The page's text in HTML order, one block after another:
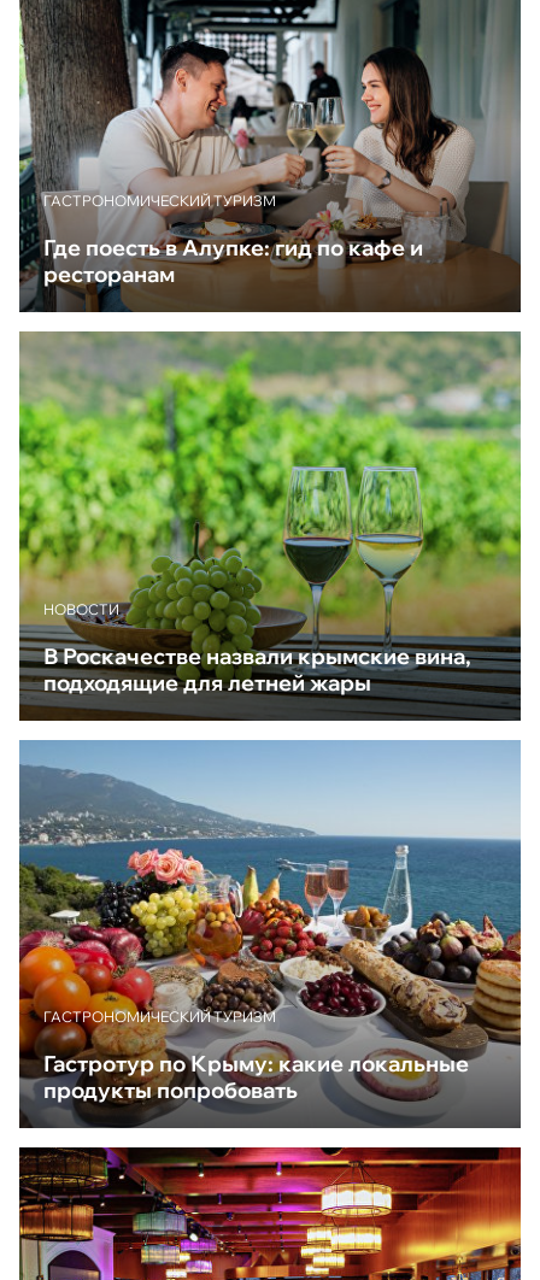
ГАСТРОНОМИЧЕСКИЙ ТУРИЗМ
Где поесть в Алупке: гид по кафе и
ресторанам
НОВОСТИ
В Роскачестве назвали крымские вина,
подходящие для летней жары
ГАСТРОНОМИЧЕСКИЙ ТУРИЗМ
Гастротур по Крыму: какие локальные
продукты попробовать